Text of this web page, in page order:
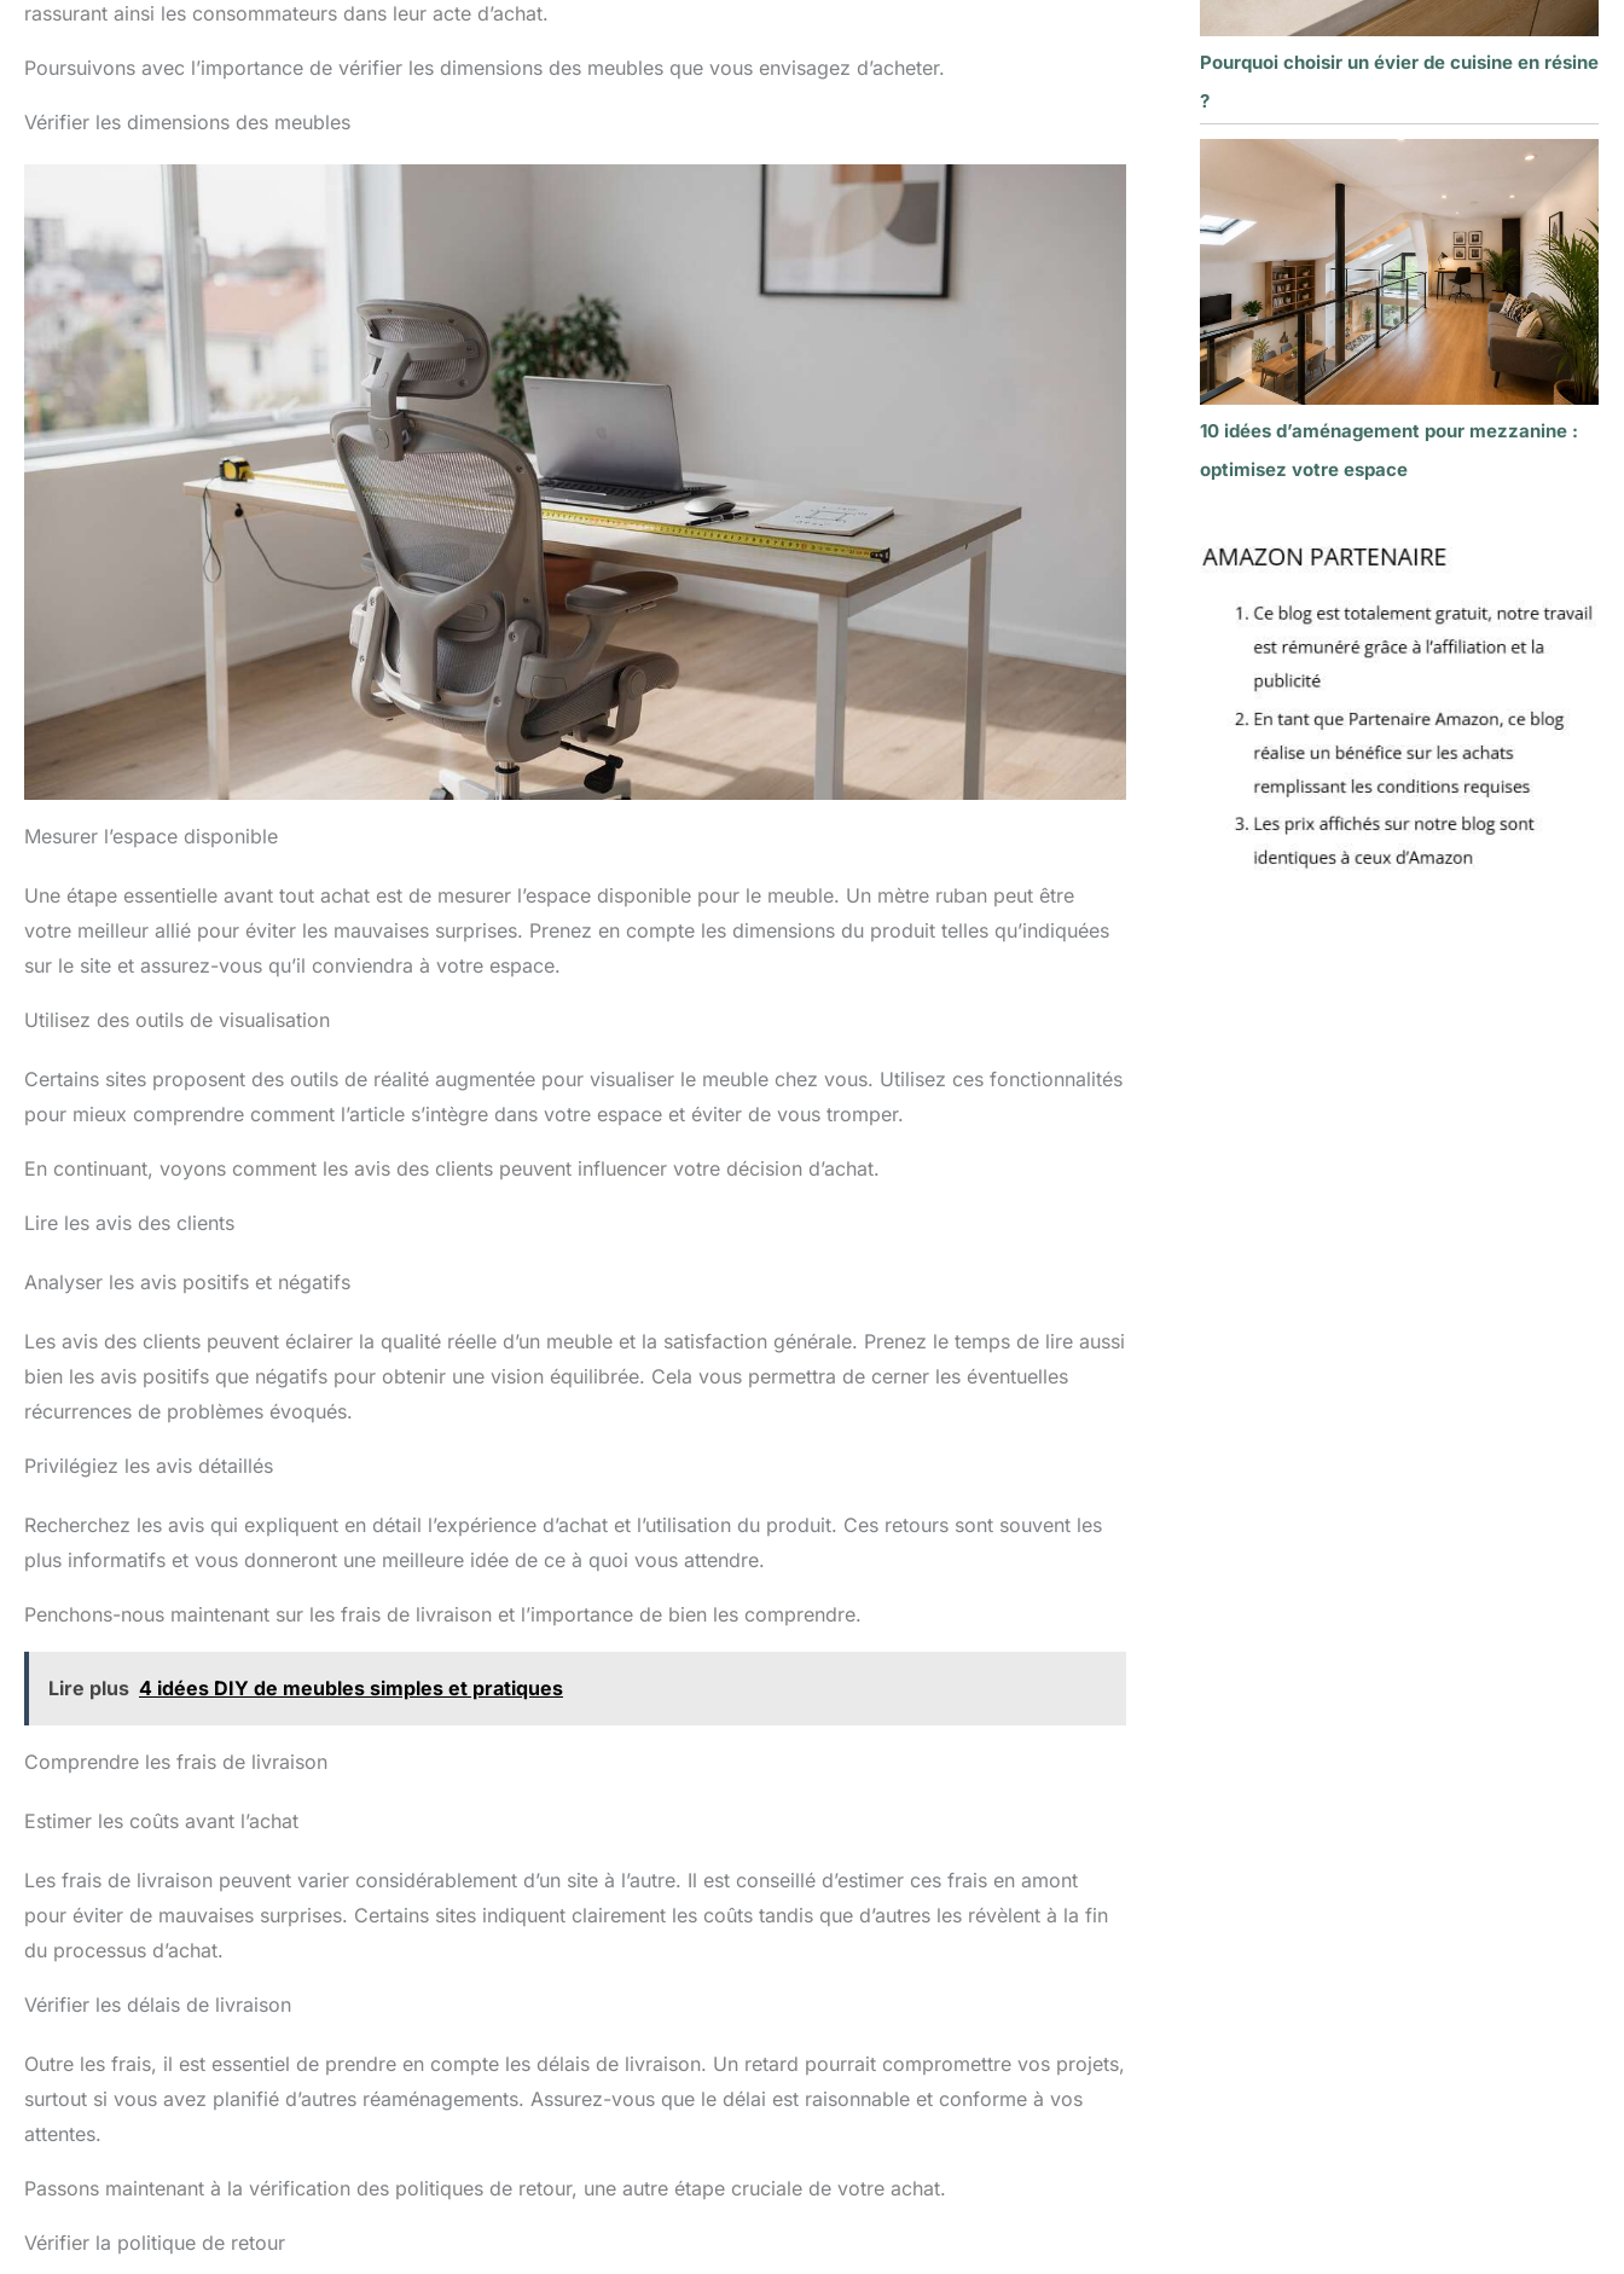
rassurant ainsi les consommateurs dans leur acte d’achat.
Poursuivons avec l’importance de vérifier les dimensions des meubles que vous envisagez d’acheter.
Vérifier les dimensions des meubles
Mesurer l’espace disponible
Une étape essentielle avant tout achat est de mesurer l’espace disponible pour le meuble. Un mètre ruban peut être
votre meilleur allié pour éviter les mauvaises surprises. Prenez en compte les dimensions du produit telles qu’indiquées
sur le site et assurez-vous qu’il conviendra à votre espace.
Utilisez des outils de visualisation
Certains sites proposent des outils de réalité augmentée pour visualiser le meuble chez vous. Utilisez ces fonctionnalités
pour mieux comprendre comment l’article s’intègre dans votre espace et éviter de vous tromper.
En continuant, voyons comment les avis des clients peuvent influencer votre décision d’achat.
Lire les avis des clients
Analyser les avis positifs et négatifs
Les avis des clients peuvent éclairer la qualité réelle d’un meuble et la satisfaction générale. Prenez le temps de lire aussi
bien les avis positifs que négatifs pour obtenir une vision équilibrée. Cela vous permettra de cerner les éventuelles
récurrences de problèmes évoqués.
Privilégiez les avis détaillés
Recherchez les avis qui expliquent en détail l’expérience d’achat et l’utilisation du produit. Ces retours sont souvent les
plus informatifs et vous donneront une meilleure idée de ce à quoi vous attendre.
Penchons-nous maintenant sur les frais de livraison et l’importance de bien les comprendre.
Lire plus 4 idées DIY de meubles simples et pratiques
Comprendre les frais de livraison
Estimer les coûts avant l’achat
Les frais de livraison peuvent varier considérablement d’un site à l’autre. Il est conseillé d’estimer ces frais en amont
pour éviter de mauvaises surprises. Certains sites indiquent clairement les coûts tandis que d’autres les révèlent à la fin
du processus d’achat.
Vérifier les délais de livraison
Outre les frais, il est essentiel de prendre en compte les délais de livraison. Un retard pourrait compromettre vos projets,
surtout si vous avez planifié d’autres réaménagements. Assurez-vous que le délai est raisonnable et conforme à vos
attentes.
Passons maintenant à la vérification des politiques de retour, une autre étape cruciale de votre achat.
Vérifier la politique de retour
Pourquoi choisir un évier de cuisine en résine
?
10 idées d’aménagement pour mezzanine :
optimisez votre espace